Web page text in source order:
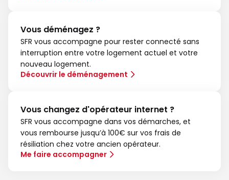
Vous déménagez ?
SFR vous accompagne pour rester connecté sans
interruption entre votre logement actuel et votre
nouveau logement.
Découvrir le déménagement
Vous changez d'opérateur internet ?
SFR vous accompagne dans vos démarches, et
vous rembourse jusqu’à 100€ sur vos frais de
résiliation chez votre ancien opérateur.
Me faire accompagner